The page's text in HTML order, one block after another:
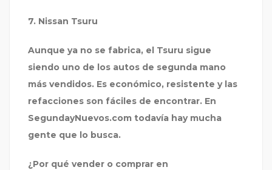
7. Nissan Tsuru
Aunque ya no se fabrica, el Tsuru sigue
siendo uno de los autos de segunda mano
más vendidos. Es económico, resistente y las
refacciones son fáciles de encontrar. En
SegundayNuevos.com todavía hay mucha
gente que lo busca.
¿Por qué vender o comprar en